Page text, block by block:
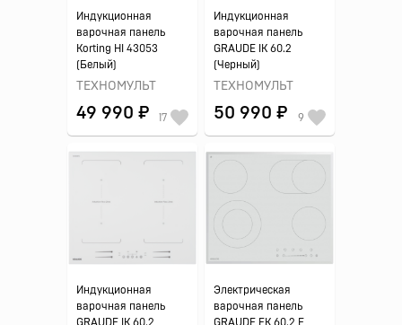
Индукционная
варочная панель
Korting HI 43053
(Белый)
ТЕХНОМУЛЬТ
49 990 ₽ 17
Индукционная
варочная панель
GRAUDE IK 60.2
(Черный)
ТЕХНОМУЛЬТ
50 990 ₽ 9
Индукционная
варочная панель
GRAUDE IK 60.2
Электрическая
варочная панель
GRAUDE EK 60.2 F